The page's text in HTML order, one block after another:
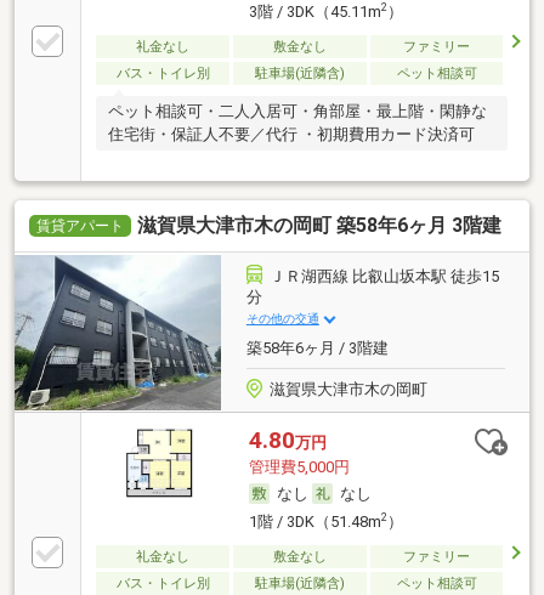
3階 / 3DK（45.11m2）
礼金なし 敷金なし
ファミリー
バス・トイレ別
駐車場(近隣含) ペット相談可
ペット相談可・二人入居可・角部屋・最上階・閑静な
住宅街・保証人不要／代行 ・初期費用カード決済可
賃貸アパート 滋賀県大津市木の岡町 築58年6ヶ月 3階建
ＪＲ湖西線 比叡山坂本駅 徒歩15
分
その他の交通
築58年6ヶ月 / 3階建
滋賀県大津市木の岡町
4.80万円
管理費5,000円
なし
なし
1階 / 3DK（51.48m2）
礼金なし 敷金なし
ファミリー
バス・トイレ別
駐車場(近隣含) ペット相談可